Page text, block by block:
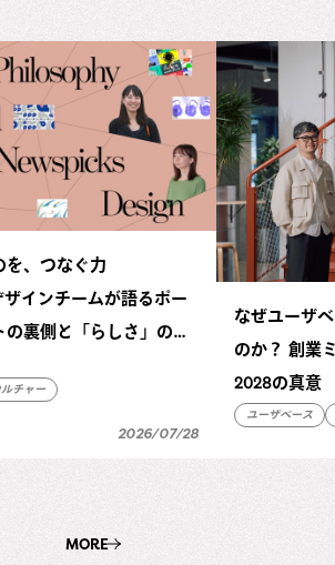
を、つなぐ力
インチームが語るポー
の裏側と「らしさ」の正
チャー
2026/07/28
なぜユーザ
のか？ 創業
2028の真意
ユーザベース
MORE